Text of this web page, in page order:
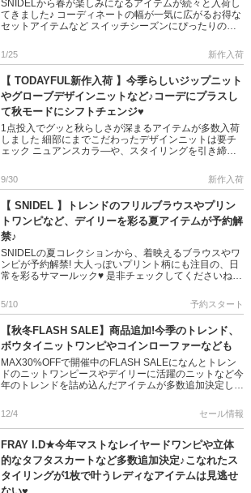
SNIDELから春が楽しみになるアイテムが続々と入荷し
てきました♪ コーディネートの幅が一気に広がるお得な
セットアイテムなど スイッチシーズンにぴったりのア
＞＞SNIDE […]
1/25 新作入荷
【 TODAYFUL新作入荷 】今季らしいジップニット
やグローブデザインニットなど♪コーデにプラスし
て秋モードにシフトチェンジ♥
1点投入でグッと秋らしさが深まるアイテムが多数入荷
しました 細部にまでこだわったデザインニットは要チ
ェック ニュアンスカラ―や、スタイリングを引き締め
エにも注目です […]
9/30 新作入荷
【 SNIDEL 】トレンドのフリルブラウスやプリン
トワンピなど、デイリーを彩る夏アイテムが予約解
禁♪
SNIDELの夏コレクションから、着映えるブラウスやワ
ンピが予約解禁! 大人っぽいプリント柄にも注目の、日
常を彩るサマールック♥ 是非チェックしてくださいね!!
[…]
5/10 予約スタート
【秋冬FLASH SALE】商品追加!今季のトレンド、
ボウタイニットワンピやコインローファーなども
MAX30%OFFで開催中のFLASH SALEになんとトレン
ドのニットワンピースやデイリーに活躍のニットなど今
年のトレンドを詰め込んだアイテムが多数追加決定しま
この機会 […]
12/4 セール情報
FRAY I.D★今年マストなレイヤードワンピや立体
的なタフタスカートなど多数追加決定♪こなれたス
タイリングが1枚で叶うレディなアイテムは見逃せ